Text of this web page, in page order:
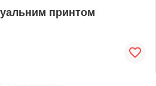
принтом